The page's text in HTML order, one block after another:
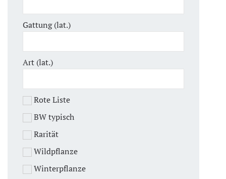
Gattung (lat.)
Art (lat.)
Rote Liste
BW typisch
Rarität
Wildpflanze
Winterpflanze